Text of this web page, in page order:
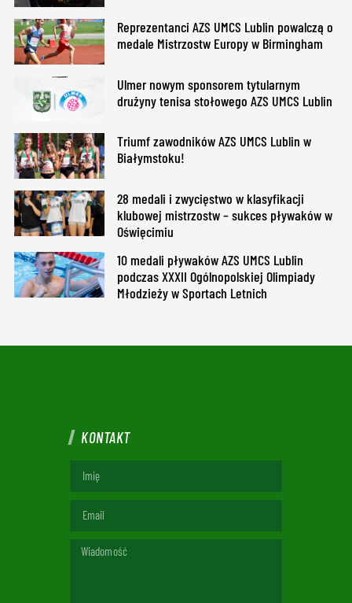
Reprezentanci AZS UMCS Lublin powalczą o
medale Mistrzostw Europy w Birmingham
Ulmer nowym sponsorem tytularnym
drużyny tenisa stołowego AZS UMCS Lublin
Triumf zawodników AZS UMCS Lublin w
Białymstoku!
28 medali i zwycięstwo w klasyfikacji
klubowej mistrzostw – sukces pływaków w
Oświęcimiu
10 medali pływaków AZS UMCS Lublin
podczas XXXII Ogólnopolskiej Olimpiady
Młodzieży w Sportach Letnich
KONTAKT